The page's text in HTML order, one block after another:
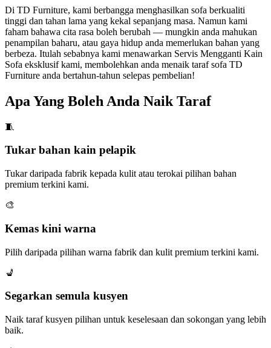
Di TD Furniture, kami berbangga menghasilkan sofa berkualiti
tinggi dan tahan lama yang kekal sepanjang masa. Namun kami
faham bahawa cita rasa boleh berubah — mungkin anda mahukan
penampilan baharu, atau gaya hidup anda memerlukan bahan yang
berbeza. Itulah sebabnya kami menawarkan Servis Mengganti Kain
Sofa eksklusif kami, membolehkan anda menaik taraf sofa TD
Furniture anda bertahun-tahun selepas pembelian!
Apa Yang Boleh Anda Naik Taraf
🧵
Tukar bahan kain pelapik
Tukar daripada fabrik kepada kulit atau terokai pilihan bahan
premium terkini kami.
🎨
Kemas kini warna
Pilih daripada pilihan warna fabrik dan kulit premium terkini kami.
💺
Segarkan semula kusyen
Naik taraf kusyen pilihan untuk keselesaan dan sokongan yang lebih
baik.